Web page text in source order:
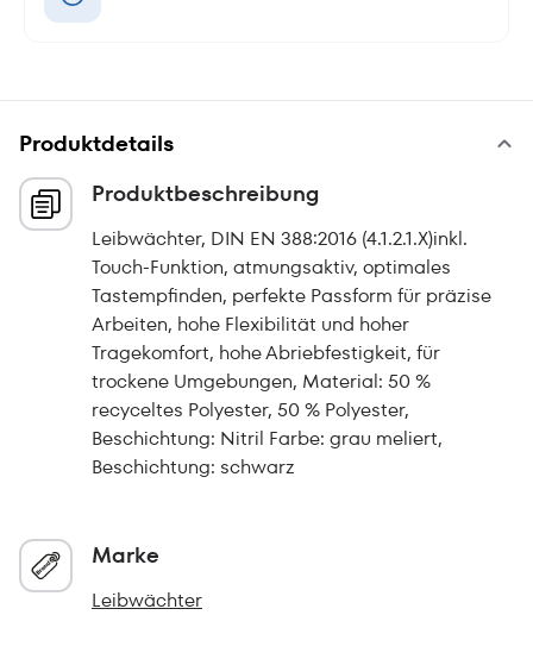
Produktdetails
Produktbeschreibung
Leibwächter, DIN EN 388:2016 (4.1.2.1.X)inkl.
Touch-Funktion, atmungsaktiv, optimales
Tastempfinden, perfekte Passform für präzise
Arbeiten, hohe Flexibilität und hoher
Tragekomfort, hohe Abriebfestigkeit, für
trockene Umgebungen, Material: 50 %
recyceltes Polyester, 50 % Polyester,
Beschichtung: Nitril Farbe: grau meliert,
Beschichtung: schwarz
Marke
Leibwächter